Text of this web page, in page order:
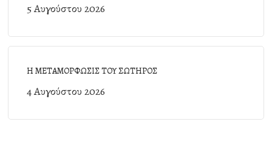
5 Αυγούστου 2026
Η ΜΕΤΑΜΟΡΦΩΣΙΣ ΤΟΥ ΣΩΤΗΡΟΣ
4 Αυγούστου 2026